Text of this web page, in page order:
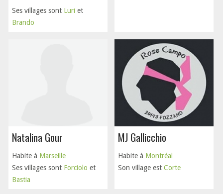
Ses villages sont Luri et
Brando
Natalina Gour
Habite à Marseille
Ses villages sont Forciolo et
Bastia
MJ Gallicchio
Habite à Montréal
Son village est Corte